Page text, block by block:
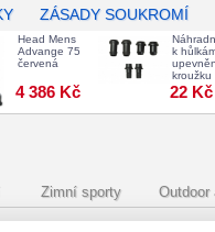
ZÁSADY SOUKROMÍ
Head Mens
Advange 75
červená
4 386 Kč
k
kroužku
22 Kč
Zimní sporty